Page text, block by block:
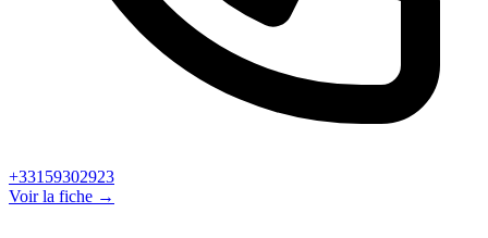
+33159302923
Voir la fiche →